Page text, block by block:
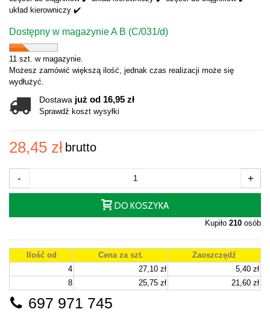
układ kierowniczy ✔️
Dostępny w magazynie A B (C/031/d)
11 szt. w magazynie.
Możesz zamówić większą ilość, jednak czas realizacji może się
wydłużyć.
Dostawa już od 16,95 zł
Sprawdź koszt wysyłki
28,45 zł brutto
- +
DO KOSZYKA
Kupiło 210 osób
Ilość od Cena za szt.
Zaoszczędź
4
27,10 zł
5,40 zł
8
25,75 zł 21,60 zł
697 971 745